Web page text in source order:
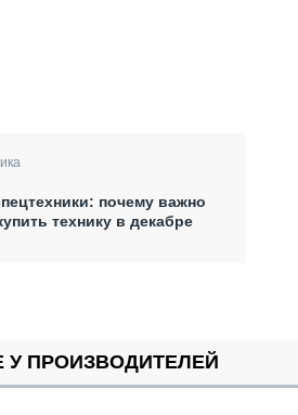
почему важно
технику в декабре
У ПРОИЗВОДИТЕЛЕЙ